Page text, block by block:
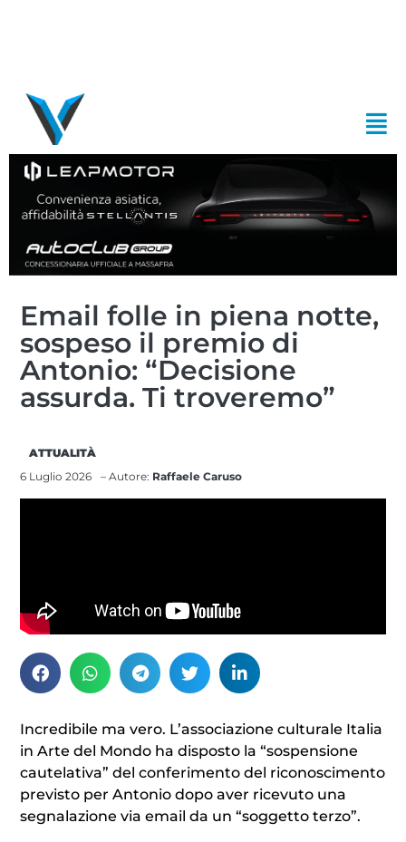
Email folle in piena notte,
sospeso il premio di
Antonio: “Decisione
assurda. Ti troveremo”
ATTUALITÀ
6 Luglio 2026
– Autore: Raffaele Caruso
Incredibile ma vero. L’associazione culturale Italia
in Arte del Mondo ha disposto la “sospensione
cautelativa” del conferimento del riconoscimento
previsto per Antonio dopo aver ricevuto una
segnalazione via email da un “soggetto terzo”.